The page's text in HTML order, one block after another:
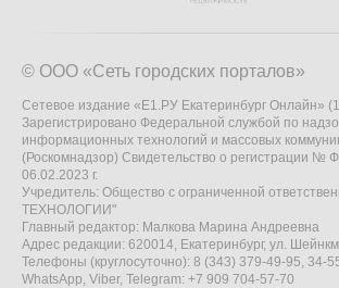
© ООО «Сеть городских порталов»
Сетевое издание «Е1.РУ Екатеринбург Онлайн»
Зарегистрировано Федеральной службой по
информационных технологий и массовых
(Роскомнадзор) Свидетельство о регистрации №
06.02.2023 г.
Учредитель: Общество с ограниченной
ТЕХНОЛОГИИ"
Главный редактор: Малкова Марина Андреевна
Адрес редакции: 620014, Екатеринбург, ул.
Телефоны (круглосуточно): 8 (343) 379-49-95, 34-
WhatsApp, Viber, Telegram: +7 909 704-57-70